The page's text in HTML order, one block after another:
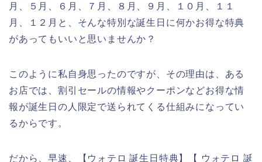
月、５月、６月、７月、８月、９月、１０月、１１
月、１２月と、そんな特別な誕生日に何かお得な特典
があってもいいと思いませんか？
このように私自身思ったのですが、その理由は、ある
お店では、割引セールの情報やクーポンなどお得な情
報が誕生日の人限定で送られてくる仕組みになってい
るからです。
だから、早速、【ウォテロ 誕生日特典】【 ウォテロ 誕